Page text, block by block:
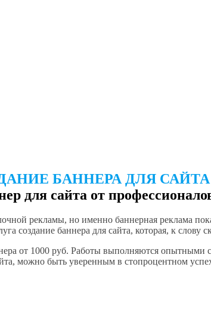
БАННЕРА ДЛЯ САЙТА
рекламы, но именно баннерная реклама
создание баннера для сайта, которая, к
от 1000 руб. Работы выполняются
можно быть уверенным в стопроцентном